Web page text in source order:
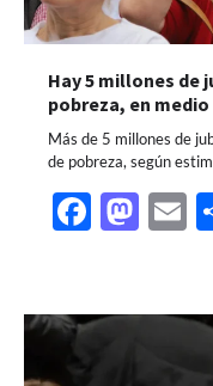
Hay 5 millones de
pobreza, en
Más de 5 millones de
de pobreza, según